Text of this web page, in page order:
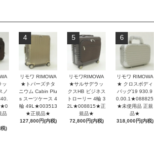
ッ
ノ
品
)
4
リモワ RIMOWA
★トパーズチタ
ニウム Cabin Plu
s スーツケース 4
輪 49L★003513
★正規品★
127,800円(内税)
5
リモワRIMOWA
★サルサデラッ
クスHB ビジネス
トローリー 4輪 3
2L★008815★正
規品★
72,800円(内税)
6
リモワ RIMOWA
★ クロスボディ
バッグ19 930.9
0.00.1★088825
★未使用品 正規
品★
318,000円(内税)